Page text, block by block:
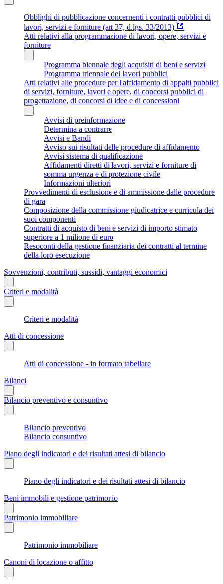
Obblighi di pubblicazione concernenti i contratti pubblici di
lavori, servizi e forniture (art 37, d.lgs. 33/2013)
Atti relativi alla programmazione di lavori, opere, servizi e
forniture
Programma biennale degli acquisiti di beni e servizi
Programma triennale dei lavori pubblici
Atti relativi alle procedure per l'affidamento di appalti pubblici
di servizi, forniture, lavori e opere, di concorsi pubblici di
progettazione, di concorsi di idee e di concessioni
Avvisi di preinformazione
Determina a contrarre
Avvisi e Bandi
Avviso sui risultati delle procedure di affidamento
Avvisi sistema di qualificazione
Affidamenti diretti di lavori, servizi e forniture di
somma urgenza e di protezione civile
Informazioni ulteriori
Provvedimenti di esclusione e di ammissione dalle procedure
di gara
Composizione della commissione giudicatrice e curricula dei
suoi componenti
Contratti di acquisto di beni e servizi di importo stimato
superiore a 1 milione di euro
Resoconti della gestione finanziaria dei contratti al termine
della loro esecuzione
Sovvenzioni, contributi, sussidi, vantaggi economici
Criteri e modalità
Criteri e modalità
Atti di concessione
Atti di concessione - in formato tabellare
Bilanci
Bilancio preventivo e consuntivo
Bilancio preventivo
Bilancio consuntivo
Piano degli indicatori e dei risultati attesi di bilancio
Piano degli indicatori e dei risultati attesi di bilancio
Beni immobili e gestione patrimonio
Patrimonio immobiliare
Patrimonio immobiliare
Canoni di locazione o affitto